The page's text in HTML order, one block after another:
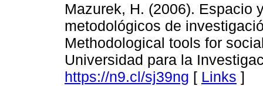
Mazurek, H. (2006). Espacio
metodológicos de
Methodological tools for
Universidad para la
https://n9.cl/sj39ng [ Links ]